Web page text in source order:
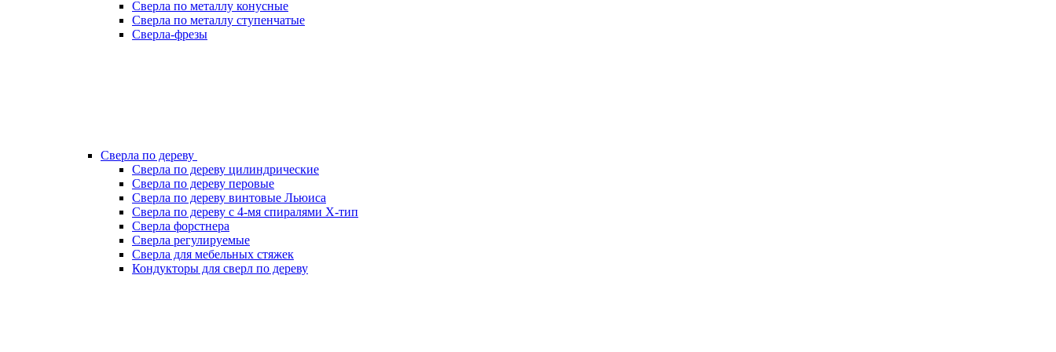
Сверла по металлу конусные
Сверла по металлу ступенчатые
Сверла-фрезы
Сверла по дереву
Сверла по дереву цилиндрические
Сверла по дереву перовые
Сверла по дереву винтовые Льюиса
Сверла по дереву с 4-мя спиралями Х-тип
Сверла форстнера
Сверла регулируемые
Сверла для мебельных стяжек
Кондукторы для сверл по дереву